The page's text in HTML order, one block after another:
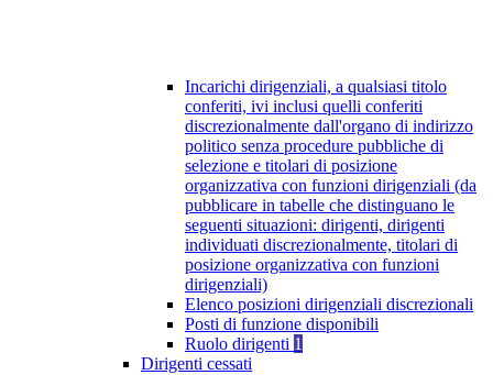
Incarichi dirigenziali, a qualsiasi titolo
conferiti, ivi inclusi quelli conferiti
discrezionalmente dall'organo di indirizzo
politico senza procedure pubbliche di
selezione e titolari di posizione
organizzativa con funzioni dirigenziali (da
pubblicare in tabelle che distinguano le
seguenti situazioni: dirigenti, dirigenti
individuati discrezionalmente, titolari di
posizione organizzativa con funzioni
dirigenziali)
Elenco posizioni dirigenziali discrezionali
Posti di funzione disponibili
Ruolo dirigenti 1
Dirigenti cessati